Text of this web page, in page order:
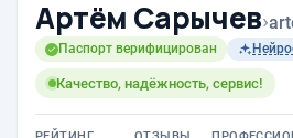
Артём Сарычев›
Паспорт верифицирован
Качество, надёжность, сервис!